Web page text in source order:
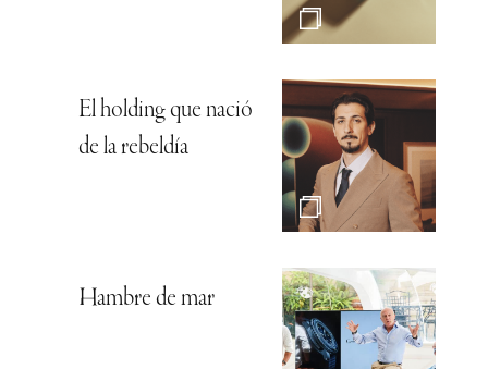
El holding que nació
de la rebeldía
Hambre de mar